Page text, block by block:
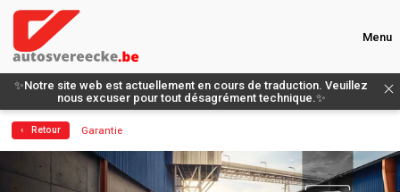
Menu
✨Notre site web est actuellement en cours de traduction. Veuillez
nous excuser pour tout désagrément technique.✨
‹ Retour Garantie